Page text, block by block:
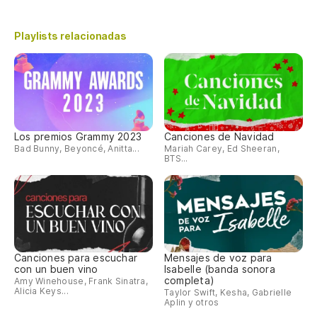
Playlists relacionadas
Los premios Grammy 2023
Bad Bunny, Beyoncé, Anitta...
Canciones de Navidad
Mariah Carey, Ed Sheeran,
BTS...
Canciones para escuchar
con un buen vino
Amy Winehouse, Frank Sinatra,
Alicia Keys...
Mensajes de voz para
Isabelle (banda sonora
completa)
Taylor Swift, Kesha, Gabrielle
Aplin y otros